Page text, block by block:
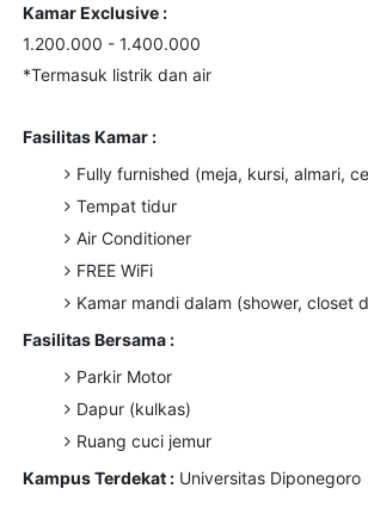
Kamar Exclusive :
1.200.000 - 1.400.000
*Termasuk listrik dan air
Fasilitas Kamar :
Fully furnished (meja, kursi, almari,
Tempat tidur
Air Conditioner
FREE WiFi
Kamar mandi dalam (shower, closet
Fasilitas Bersama :
Parkir Motor
Dapur (kulkas)
Ruang cuci jemur
Kampus Terdekat :Universitas Diponegoro